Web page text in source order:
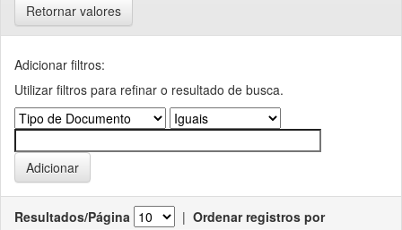
Retornar valores
Adicionar filtros:
Utilizar filtros para refinar o resultado de busca.
Resultados/Página | Ordenar registros por